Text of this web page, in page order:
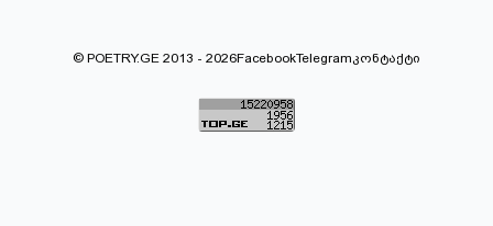
© POETRY.GE 2013 - 2026FacebookTelegramკონტაქტი